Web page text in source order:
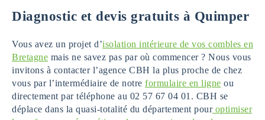
Diagnostic et devis gratuits à Quimper
Vous avez un projet d’isolation intérieure de vos combles en
Bretagne mais ne savez pas par où commencer ? Nous vous
invitons à contacter l’agence CBH la plus proche de chez
vous par l’intermédiaire de notre formulaire en ligne ou
directement par téléphone au 02 57 67 04 01. CBH se
déplace dans la quasi-totalité du département pouroptimiser